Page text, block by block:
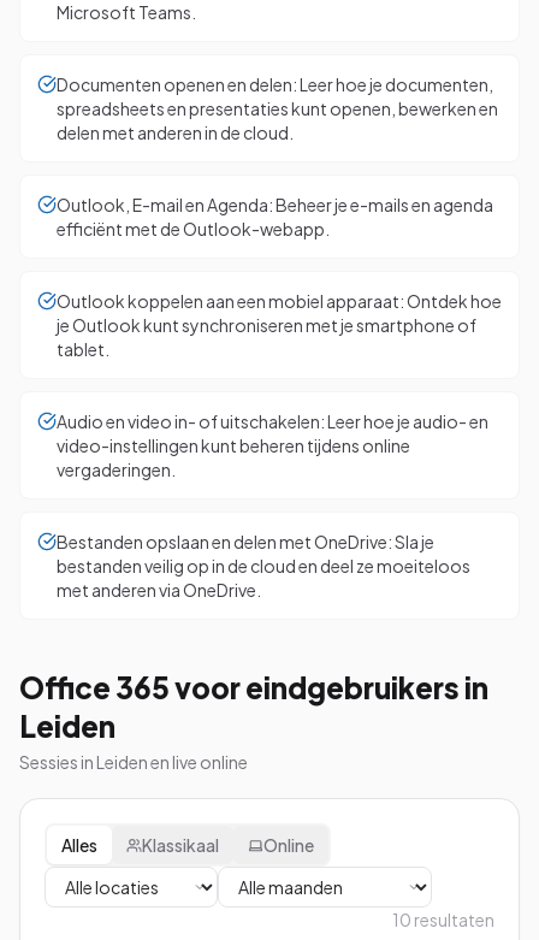
Microsoft Teams.
Documenten openen en delen: Leer hoe je documenten,
spreadsheets en presentaties kunt openen, bewerken en
delen met anderen in de cloud.
Outlook, E-mail en Agenda: Beheer je e-mails en agenda
efficiënt met de Outlook-webapp.
Outlook koppelen aan een mobiel apparaat: Ontdek hoe
je Outlook kunt synchroniseren met je smartphone of
tablet.
Audio en video in- of uitschakelen: Leer hoe je audio- en
video-instellingen kunt beheren tijdens online
vergaderingen.
Bestanden opslaan en delen met OneDrive: Sla je
bestanden veilig op in de cloud en deel ze moeiteloos
met anderen via OneDrive.
Office 365 voor eindgebruikers in
Leiden
Sessies in Leiden en live online
Alles Klassikaal Online
10 resultaten